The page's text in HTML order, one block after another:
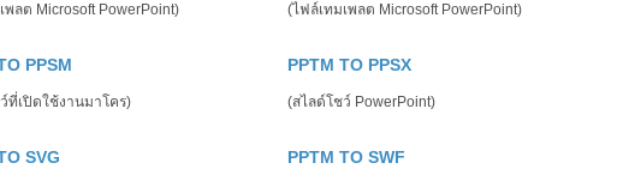
พลต Microsoft PowerPoint) (ไฟล์เทมเพลต Microsoft PowerPoint)
PPSM
ที่เปิดใช้งานมาโคร)
PPTM TO PPSX
(สไลด์โชว์ PowerPoint)
SVG PPTM TO SWF